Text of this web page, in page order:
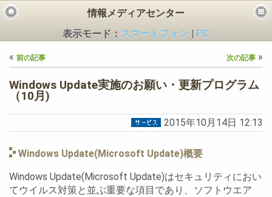
情報メディアセンター
表示モード： スマートフォン
PC
« 前の記事 次の記事 »
Windows Update実施のお願い・更新プログラム
（10月)
2015年10月14日 12:13
Windows Update(Microsoft Update)概要
Windows Update(Microsoft Update)はセキュリティにおい
てウイルス対策と並ぶ重要な項目であり、ソフトウエア